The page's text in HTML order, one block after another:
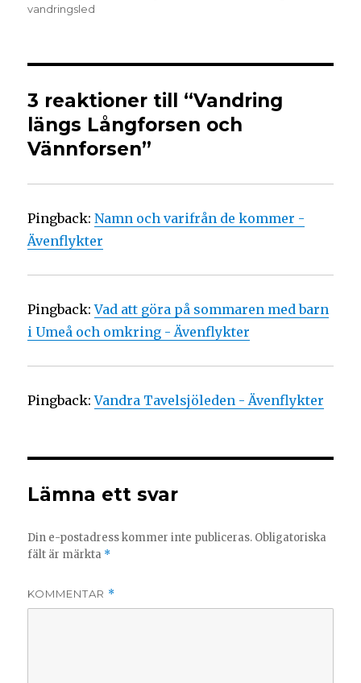
vandringsled
3 reaktioner till “Vandring
längs Långforsen och
Vännforsen”
Pingback:Namn och varifrån de kommer -
Ävenflykter
Pingback:Vad att göra på sommaren med barn
i Umeå och omkring - Ävenflykter
Pingback:Vandra Tavelsjöleden - Ävenflykter
Lämna ett svar
Din e-postadress kommer inte publiceras. Obligatoriska
fält är märkta *
KOMMENTAR *